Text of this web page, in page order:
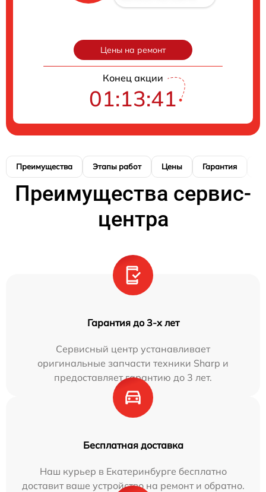
Цены на ремонт
Конец акции
01:13:40
Преимущества Этапы работ Цены Гарантия
Преимущества сервис-
центра
Гарантия до 3-х лет
Сервисный центр устанавливает
оригинальные запчасти техники Sharp и
предоставляет гарантию до 3 лет.
Бесплатная доставка
Наш курьер в Екатеринбурге бесплатно
доставит ваше устройство на ремонт и обратно.